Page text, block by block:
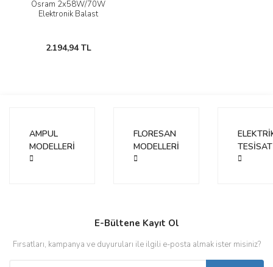
Osram 2x58W/70W
Elektronik Balast
2.194,94 TL
AMPUL
MODELLERİ
FLORESAN
MODELLERİ
TESİSAT
E-Bültene Kayıt Ol
Fırsatları, kampanya ve duyuruları ile ilgili e-posta almak ister misiniz?